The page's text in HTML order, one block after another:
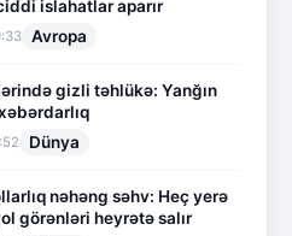
islahatlar aparır
Avropa
gizli təhlükə: Yanğın
Dünya
nəhəng səhv: Heç yerə
görənləri heyrətə salır